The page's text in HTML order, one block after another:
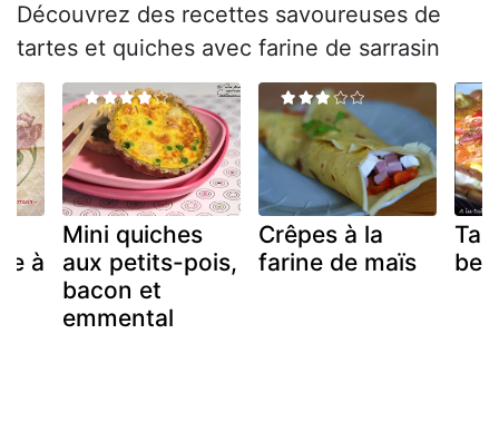
Découvrez des recettes savoureuses de
tartes et quiches avec farine de sarrasin
à
Mini quiches
aux petits-pois,
bacon et
emmental
Crêpes à la
farine de maïs